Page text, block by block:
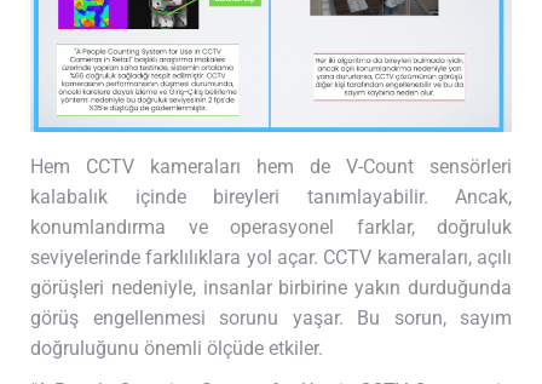
Hem CCTV kameraları hem de V-Count sensörleri
kalabalık içinde bireyleri tanımlayabilir. Ancak,
konumlandırma ve operasyonel farklar, doğruluk
seviyelerinde farklılıklara yol açar. CCTV kameraları, açılı
görüşleri nedeniyle, insanlar birbirine yakın durduğunda
görüş engellenmesi sorunu yaşar. Bu sorun, sayım
doğruluğunu önemli ölçüde etkiler.